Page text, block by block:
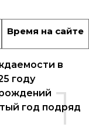
Время на сайте
1
в
году
год подряд